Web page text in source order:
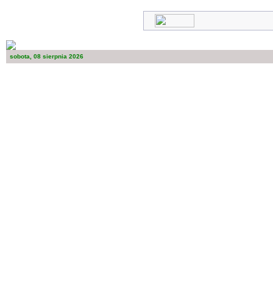
sobota, 08 sierpnia 2026